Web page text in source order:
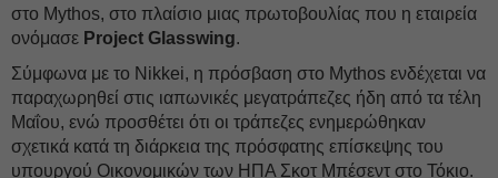
στο Mythos, στο πλαίσιο μιας πρωτοβουλίας που η εταιρεία
ονόμασε Project Glasswing.
Σύμφωνα με το Nikkei, η πρόσβαση στο Mythos ενδέχεται να
παραχωρηθεί στις ιαπωνικές μεγατράπεζες ήδη από τα τέλη
Μαΐου, ενώ προσθέτει ότι οι τράπεζες ενημερώθηκαν
σχετικά κατά τη διάρκεια της πρόσφατης επίσκεψης του
υπουργού Οικονομικών των ΗΠΑ Σκοτ Μπέσεντ στο Τόκιο.